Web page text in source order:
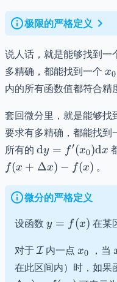
极限的严格定义
说人话，就是能够找到一
多精确，都能找到一个 x0
内的所有函数值都符合精
套回微分里，就是能够找
要求有多精确，都能找到
所有的 \mathrm{d}y
dy = f′(x0)dx
f(x + Δx) − f(x) 。
微分的严格定义
设函数 y=f(x)
y = f(x) 在某
对于\mathcal
{I}
I内一点x_{0}
x0 ，当
在此区间内）时，如果